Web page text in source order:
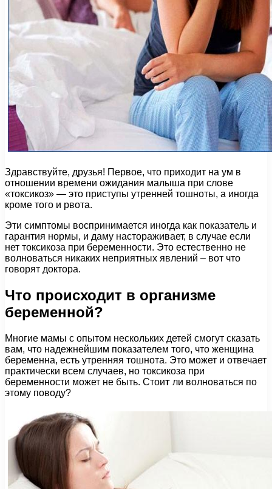
Здравствуйте, друзья! Первое, что приходит на ум в
отношении времени ожидания малыша при слове
«токсикоз» — это приступы утренней тошноты, а иногда
кроме того и рвота.
Эти симптомы воспринимается иногда как показатель и
гарантия нормы, и даму настораживает, в случае если
нет токсикоза при беременности. Это естественно не
волноваться никаких неприятных явлений – вот что
говорят доктора.
Что происходит в организме
беременной?
Многие мамы с опытом нескольких детей смогут сказать
вам, что надежнейшим показателем того, что женщина
беременна, есть утренняя тошнота. Это может и отвечает
практически всем случаев, но токсикоза при
беременности может не быть. Стоит ли волноваться по
этому поводу?